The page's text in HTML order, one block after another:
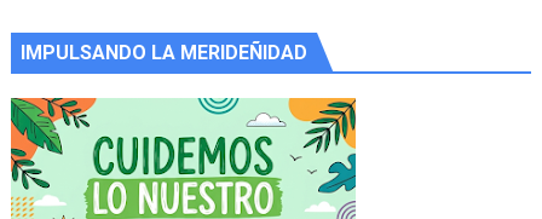
IMPULSANDO LA MERIDEÑIDAD